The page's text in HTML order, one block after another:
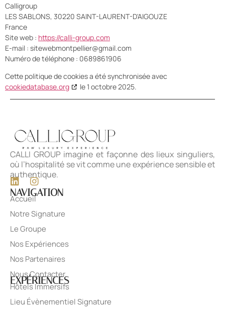
Calligroup
LES SABLONS, 30220 SAINT-LAURENT-D'AIGOUZE
France
Site web : https://calli-group.com
E-mail : sitewebmontpellier@gmail.com
Numéro de téléphone : 0689861906
Cette politique de cookies a été synchronisée avec
cookiedatabase.org
le 1 octobre 2025.
CALLI GROUP imagine et façonne des lieux singuliers,
où l’hospitalité se vit comme une expérience sensible et
authentique.
NAVIGATION
Accueil
Notre Signature
Le Groupe
Nos Expériences
Nos Partenaires
Nous Contacter
EXPÉRIENCES
Hôtels Immersifs
Lieu Évènementiel Signature